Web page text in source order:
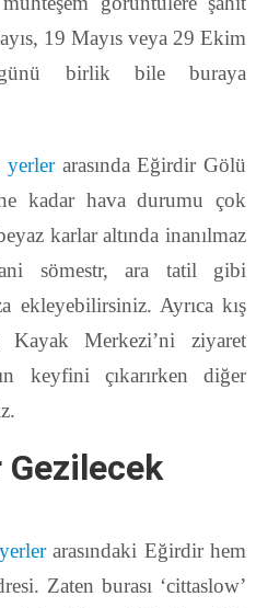
19 Mayıs veya 29 Ekim
birlik bile buraya
yerlerarasında Eğirdir Gölü
kadar hava durumu çok
karlar altında inanılmaz
sömestr, ara tatil gibi
ekleyebilirsiniz. Ayrıca kış
Kayak Merkezi’ni ziyaret
keyfini çıkarırken diğer
arasındaki Eğirdir hem
Zaten burası ‘cittaslow’